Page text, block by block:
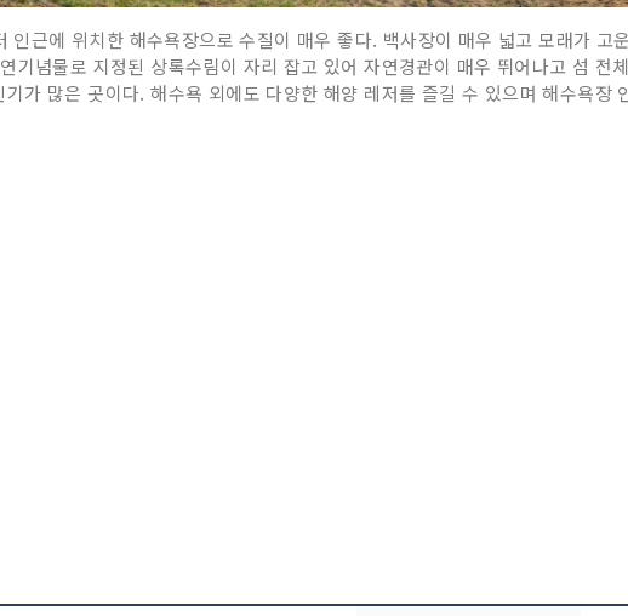
인근에 위치한 해수욕장으로 수질이 매우 좋다. 백사장이 매우 넓고 모래가
기념물로 지정된 상록수림이 자리 잡고 있어 자연경관이 매우 뛰어나고 섬 전
가 많은 곳이다. 해수욕 외에도 다양한 해양 레저를 즐길 수 있으며 해수욕장